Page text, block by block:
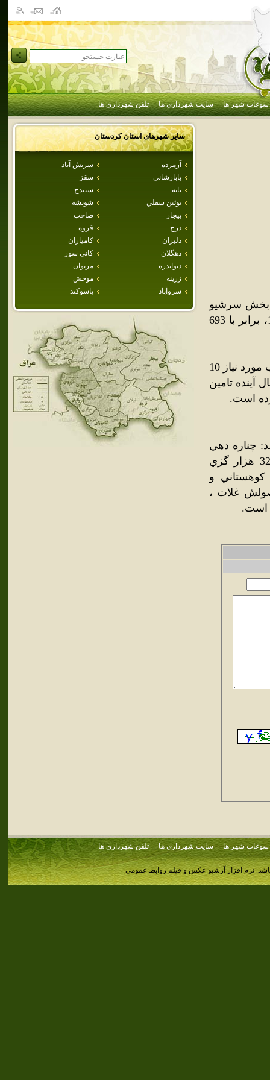
سوغات شهر ها سایت شهرداری ها تلفن شهرداری ها
سایر شهرهای استانكردستان
آرمرده
سريش آباد
بابارشاني
سقز
بانه
سنندج
بوئين سفلي
شويشه
بيجار
صاحب
دزج
قروه
دلبران
كامياران
دهگلان
كاني سور
ديواندره
مريوان
زرينه
موچش
سروآباد
ياسوكند
بخش سرشيو
شهرستان مريوان قرار گرفته است. جمعيت اين شهر در سال 1385، برابر با 693
سدي به نام سد گاران در پيرامون چناره در دست ساخت است که آب مورد نياز 10
کشاورزي و آب آشاميدني مريوان را تا 30 سال آينده تامين
است.
چناره دهي
است از دهستان سرشيو بخش مريوان شهرستان سنندج که در 32 هزار گزي
است. کوهستاني و
محصولش غلات ،
است.
سوغات شهر ها سایت شهرداری ها تلفن شهرداری ها
نرم افزار آرشیو عکس و فیلم روابط عمومی